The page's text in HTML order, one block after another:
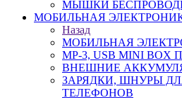
МЫШКИ
МОБИЛЬНАЯ
Назад
МОБИЛЬНАЯ
MP-3, USB MINI
ВНЕШНИЕ
ЗАРЯДКИ, ШНУРЫ
ТЕЛЕФОНОВ